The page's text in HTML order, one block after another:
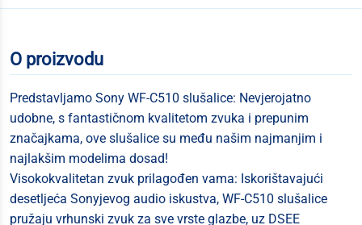
O proizvodu
Predstavljamo Sony WF-C510 slušalice: Nevjerojatno
udobne, s fantastičnom kvalitetom zvuka i prepunim
značajkama, ove slušalice su među našim najmanjim i
najlakšim modelima dosad!
Visokokvalitetan zvuk prilagođen vama: Iskorištavajući
desetljeća Sonyjevog audio iskustva, WF-C510 slušalice
pružaju vrhunski zvuk za sve vrste glazbe, uz DSEE